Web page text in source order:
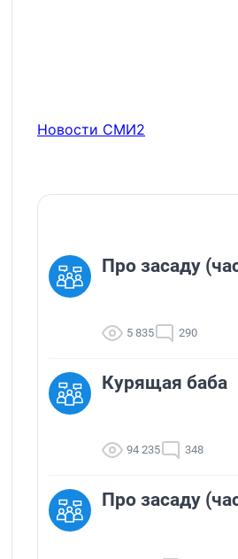
Новости СМИ2
Про засаду
5 835 290
Курящая баба
94 235 348
Про засаду